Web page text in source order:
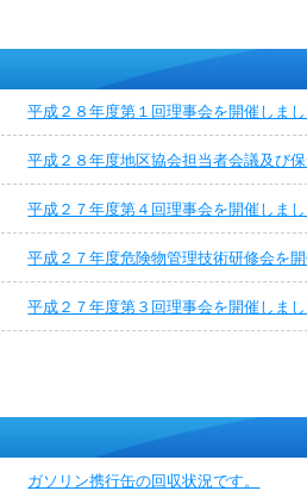
平成２８年度第１回理事会を開催しま
平成２８年度地区協会担当者会議及び
平成２７年度第４回理事会を開催しま
平成２７年度危険物管理技術研修会を
平成２７年度第３回理事会を開催しま
ガソリン携行缶の回収状況です。